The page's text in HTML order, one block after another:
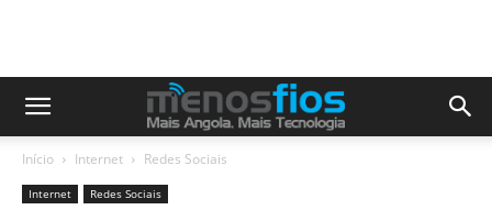
Início Internet Redes Sociais
Internet Redes Sociais